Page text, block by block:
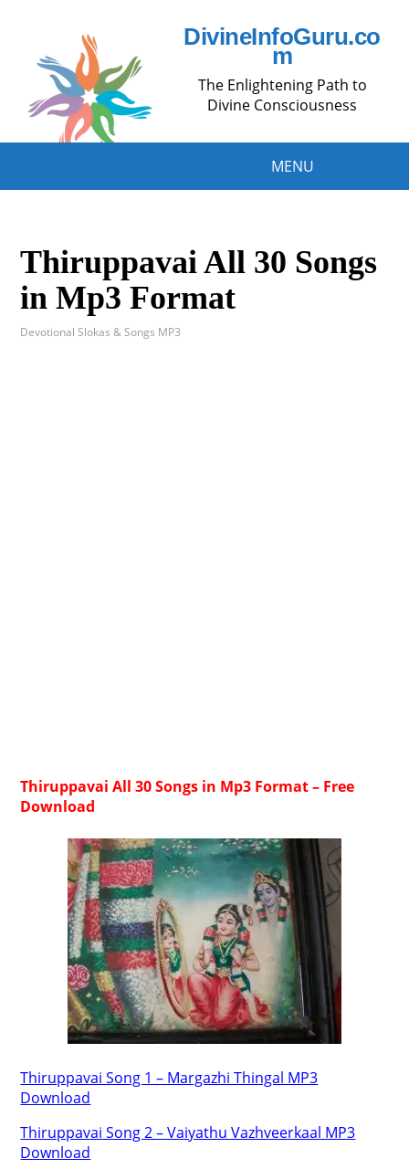
DivineInfoGuru.co
m
The Enlightening Path to
Divine Consciousness
MENU
Thiruppavai All 30 Songs
in Mp3 Format
Devotional Slokas & Songs MP3
Thiruppavai All 30 Songs in Mp3 Format – Free
Download
Thiruppavai Song 1 – Margazhi Thingal MP3
Download
Thiruppavai Song 2 – Vaiyathu Vazhveerkaal MP3
Download